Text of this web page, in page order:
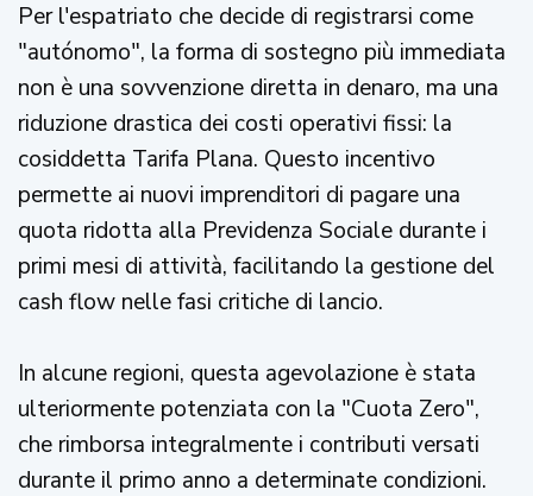
Per l'espatriato che decide di registrarsi come
"autónomo", la forma di sostegno più immediata
non è una sovvenzione diretta in denaro, ma una
riduzione drastica dei costi operativi fissi: la
cosiddetta Tarifa Plana. Questo incentivo
permette ai nuovi imprenditori di pagare una
quota ridotta alla Previdenza Sociale durante i
primi mesi di attività, facilitando la gestione del
cash flow nelle fasi critiche di lancio.
In alcune regioni, questa agevolazione è stata
ulteriormente potenziata con la "Cuota Zero",
che rimborsa integralmente i contributi versati
durante il primo anno a determinate condizioni.